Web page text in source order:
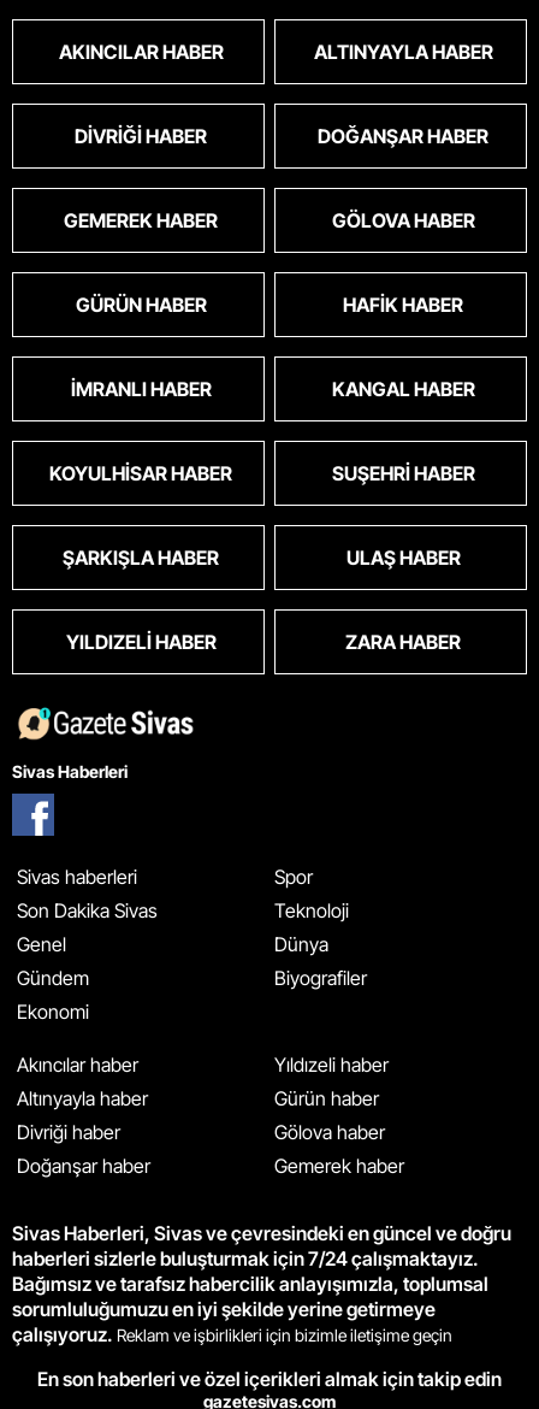
AKINCILAR HABER ALTINYAYLA HABER
DIVRIĞI HABER DOĞANŞAR HABER
GEMEREK HABER GÖLOVA HABER
GÜRÜN HABER HAFIK HABER
İMRANLI HABER KANGAL HABER
KOYULHISAR HABER SUŞEHRI HABER
ŞARKIŞLA HABER ULAŞ HABER
YILDIZELI HABER ZARA HABER
Sivas Haberleri
Sivas haberleri
Son Dakika Sivas
Genel
Gündem
Ekonomi
Spor
Teknoloji
Dünya
Biyografiler
Akıncılar haber
Altınyayla haber
Divriği haber
Doğanşar haber
Yıldızeli haber
Gürün haber
Gölova haber
Gemerek haber
Sivas Haberleri, Sivas ve çevresindeki en güncel ve doğru
haberleri sizlerle buluşturmak için 7/24 çalışmaktayız.
Bağımsız ve tarafsız habercilik anlayışımızla, toplumsal
sorumluluğumuzu en iyi şekilde yerine getirmeye
çalışıyoruz. Reklam ve işbirlikleri için bizimle iletişime geçin
En son haberleri ve özel içerikleri almak için takip edin
gazetesivas.com